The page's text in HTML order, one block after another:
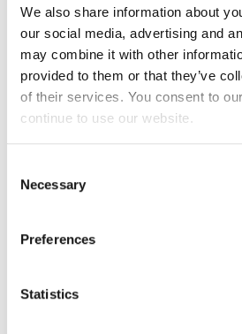
We also share information about
our social media, advertising and
may combine it with other
provided to them or that they’ve
of their services. You consent to
continue to use our website.
Selection
Necessary
Preferences
Statistics
5. Vous avez été satisfait(e) des
d’honoraires?
*
Très bien
Bien Médiocre
6. Vous avez trouvé que la durée